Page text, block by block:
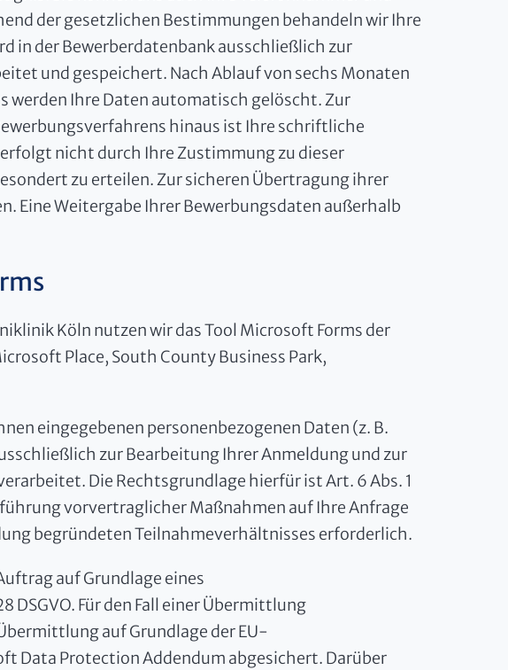
der gesetzlichen Bestimmungen behandeln wir Ihre
in der Bewerberdatenbank ausschließlich zur
und gespeichert. Nach Ablauf von sechs Monaten
werden Ihre Daten automatisch gelöscht. Zur
hinaus ist Ihre schriftliche
nicht durch Ihre Zustimmung zu dieser
zu erteilen. Zur sicheren Übertragung ihrer
Eine Weitergabe Ihrer Bewerbungsdaten außerhalb
Köln nutzen wir das Tool Microsoft Forms der
Place, South County Business Park,
eingegebenen personenbezogenen Daten (z. B.
zur Bearbeitung Ihrer Anmeldung und zur
Die Rechtsgrundlage hierfür ist Art. 6 Abs. 1
vorvertraglicher Maßnahmen auf Ihre Anfrage
begründeten Teilnahmeverhältnisses erforderlich.
auf Grundlage eines
Für den Fall einer Übermittlung
auf Grundlage der EU-
Data Protection Addendum abgesichert. Darüber